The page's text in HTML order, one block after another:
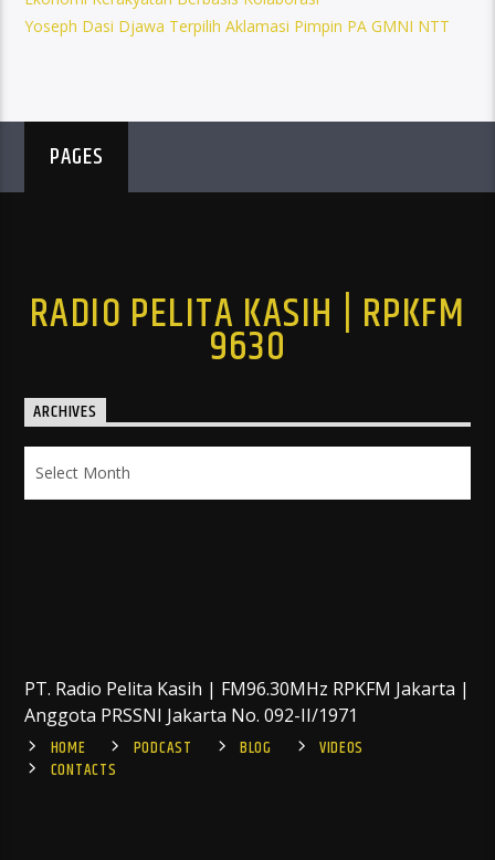
Yoseph Dasi Djawa Terpilih Aklamasi Pimpin PA GMNI NTT
PAGES
RADIO PELITA KASIH | RPKFM
9630
ARCHIVES
PT. Radio Pelita Kasih | FM96.30MHz RPKFM Jakarta |
Anggota PRSSNI Jakarta No. 092-II/1971
HOME
PODCAST BLOG
VIDEOS
CONTACTS